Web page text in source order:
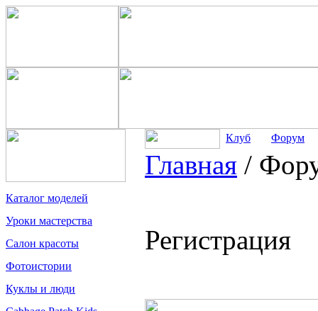
Каталог моделей
Уроки мастерства
Салон красоты
Фотоистории
Куклы и люди
Клуб Форум
Главная /
Регистрация